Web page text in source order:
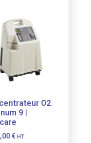
O2
9 |
€ HT